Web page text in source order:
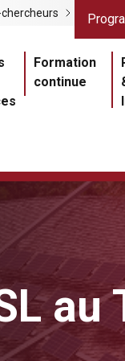
Formation
continue